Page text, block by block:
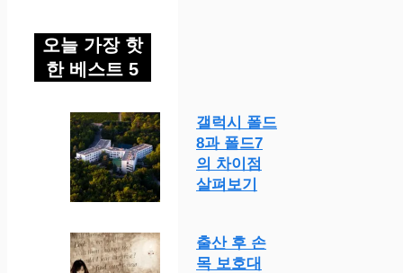
오늘 가장 핫
한 베스트 5
갤럭시 폴드
8과 폴드7
의 차이점
살펴보기
출산 후 손
목 보호대